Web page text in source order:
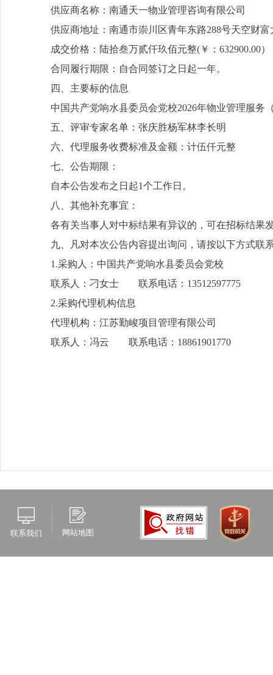
供应商名称：南通天一物业管理咨询有限公司
供应商地址：南通市崇川区青年东路288号天空财富
成交价格：陆拾叁万贰仟玖佰元整(￥：632900.00）
合同履行期限：自合同签订之日起一年。
四、主要标的信息
中国共产党响水县委员会党校2026年物业管理服务
五、评审专家名单：张庆胜杨军林李长明
六、代理服务收费标准及金额：计伍仟元整
七、公告期限：
自本公告发布之日起1个工作日。
八、其他补充事宜：
各有关当事人对中标结果有异议的，可在招标结果
九、凡对本次公告内容提出询问，请按以下方式联
1.采购人：中国共产党响水县委员会党校
联系人：刁女士 联系电话：13512597775
2.采购代理机构信息
代理机构：江苏勤峻项目管理有限公司
联系人：冯云 联系电话：18861901770
联系我们 网站地图